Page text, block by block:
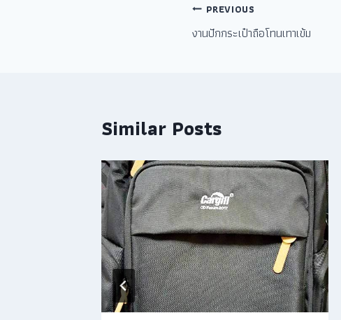
PREVIOUS
งานปักกระเป๋าถือโทนเทาเข้ม
Similar Posts